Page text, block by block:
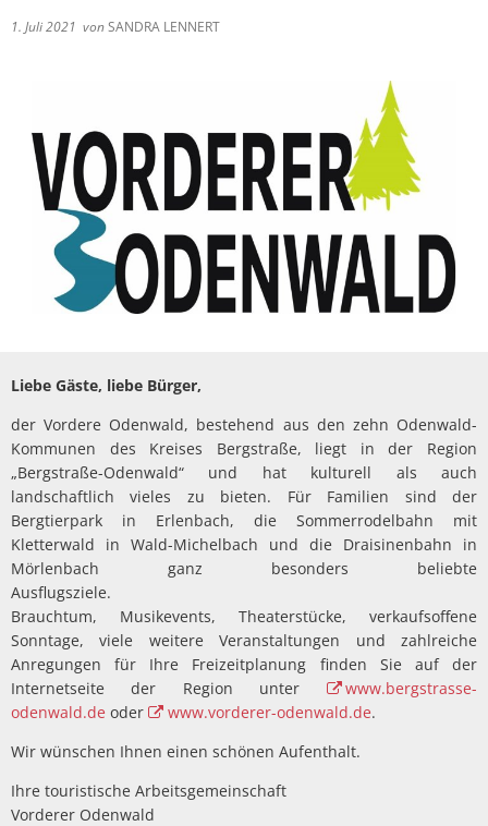
Kindertageseinrichtungen/Kindergärten
Schulen
Soziale Einrichtungen
Spielplätze
Sportstätten
Bildergalerie
1. Juli 2021 vonSANDRA LENNERT
Liebe Gäste, liebe Bürger,
der Vordere Odenwald, bestehend aus den zehn Odenwald-
Kommunen des Kreises Bergstraße, liegt in der Region
„Bergstraße-Odenwald“ und hat kulturell als auch
landschaftlich vieles zu bieten. Für Familien sind der
Bergtierpark in Erlenbach, die Sommerrodelbahn mit
Kletterwald in Wald-Michelbach und die Draisinenbahn in
Mörlenbach ganz besonders beliebte
Brauchtum, Musikevents, Theaterstücke, verkaufsoffene
Sonntage, viele weitere Veranstaltungen und zahlreiche
Anregungen für Ihre Freizeitplanung finden Sie auf der
Internetseite der Region unter
www.bergstrasse-
odenwald.de oder www.vorderer-odenwald.de.
Wir wünschen Ihnen einen schönen Aufenthalt.
Ihre touristische Arbeitsgemeinschaft
Vorderer Odenwald